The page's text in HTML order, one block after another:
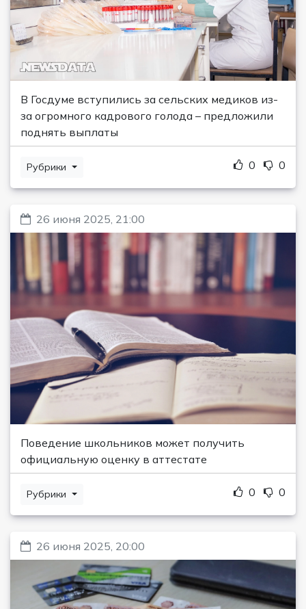
В Госдуме вступились за сельских медиков из-
за огромного кадрового голода – предложили
поднять выплаты
Рубрики 0 0
26 июня 2025, 21:00
Поведение школьников может получить
официальную оценку в аттестате
Рубрики 0 0
26 июня 2025, 20:00